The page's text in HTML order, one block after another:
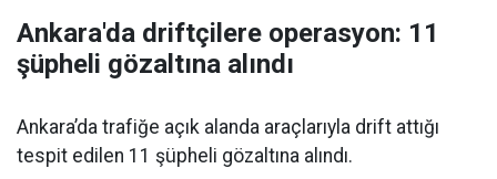
Ankara'da driftçilere operasyon: 11
şüpheli gözaltına alındı
Ankara’da trafiğe açık alanda araçlarıyla drift attığı
tespit edilen 11 şüpheli gözaltına alındı.